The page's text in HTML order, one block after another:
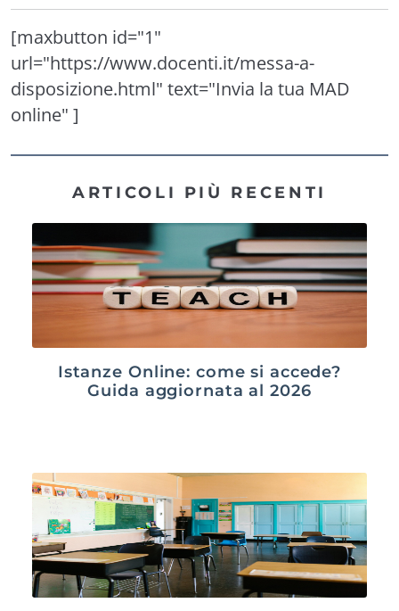
[maxbutton id="1"
url="https://www.docenti.it/messa-a-
disposizione.html" text="Invia la tua MAD
online" ]
ARTICOLI PIÙ RECENTI
Istanze Online: come si accede?
Guida aggiornata al 2026